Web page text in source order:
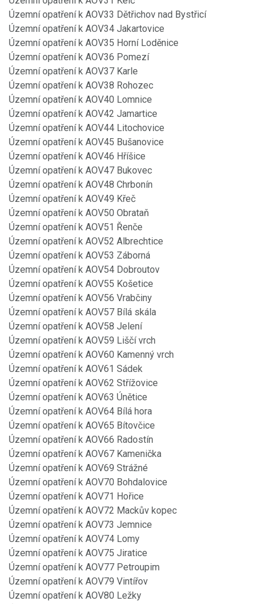
Územní opatření k AOV33 Dětřichov nad Bystřicí
Územní opatření k AOV34 Jakartovice
Územní opatření k AOV35 Horní Loděnice
Územní opatření k AOV36 Pomezí
Územní opatření k AOV37 Karle
Územní opatření k AOV38 Rohozec
Územní opatření k AOV40 Lomnice
Územní opatření k AOV42 Jamartice
Územní opatření k AOV44 Litochovice
Územní opatření k AOV45 Bušanovice
Územní opatření k AOV46 Hříšice
Územní opatření k AOV47 Bukovec
Územní opatření k AOV48 Chrbonín
Územní opatření k AOV49 Křeč
Územní opatření k AOV50 Obrataň
Územní opatření k AOV51 Řenče
Územní opatření k AOV52 Albrechtice
Územní opatření k AOV53 Záborná
Územní opatření k AOV54 Dobroutov
Územní opatření k AOV55 Košetice
Územní opatření k AOV56 Vrabčiny
Územní opatření k AOV57 Bílá skála
Územní opatření k AOV58 Jelení
Územní opatření k AOV59 Liščí vrch
Územní opatření k AOV60 Kamenný vrch
Územní opatření k AOV61 Sádek
Územní opatření k AOV62 Střížovice
Územní opatření k AOV63 Únětice
Územní opatření k AOV64 Bílá hora
Územní opatření k AOV65 Bítovčice
Územní opatření k AOV66 Radostín
Územní opatření k AOV67 Kamenička
Územní opatření k AOV69 Strážné
Územní opatření k AOV70 Bohdalovice
Územní opatření k AOV71 Hořice
Územní opatření k AOV72 Mackův kopec
Územní opatření k AOV73 Jemnice
Územní opatření k AOV74 Lomy
Územní opatření k AOV75 Jiratice
Územní opatření k AOV77 Petroupim
Územní opatření k AOV79 Vintířov
Územní opatření k AOV80 Ležky